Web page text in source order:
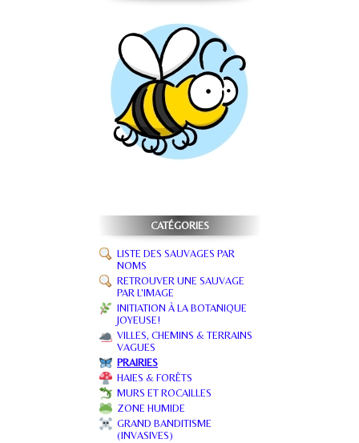
CATÉGORIES
LISTE DES SAUVAGES PAR
NOMS
RETROUVER UNE SAUVAGE
PAR L'IMAGE
INITIATION À LA BOTANIQUE
JOYEUSE!
VILLES, CHEMINS & TERRAINS
VAGUES
PRAIRIES
HAIES & FORÊTS
MURS ET ROCAILLES
ZONE HUMIDE
GRAND BANDITISME
(INVASIVES)